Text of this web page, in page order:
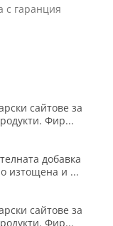
с гаранция
сайтове за
Фир...
добавка
изтощена и ...
сайтове за
Фир...